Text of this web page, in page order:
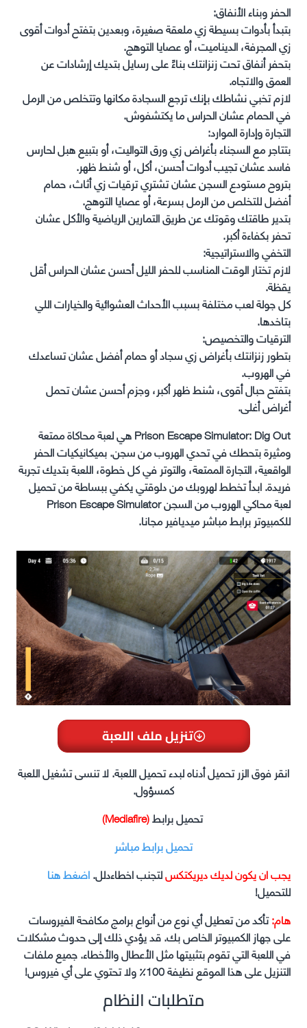
الحفر وبناء الأنفاق:
بتبدأ بأدوات بسيطة زي ملعقة صغيرة، وبعدين بتفتح أدوات أقوى
زي المجرفة، الديناميت، أو عصايا التوهج.
بتحفر أنفاق تحت زنزانتك بناءً على رسايل بتديك إرشادات عن
العمق والاتجاه.
لازم تخبي نشاطك بإنك ترجع السجادة مكانها وتتخلص من الرمل
في الحمام عشان الحراس ما يكتشفوش.
التجارة وإدارة الموارد:
بتتاجر مع السجناء بأغراض زي ورق التواليت، أو بتبيع هبل لحارس
فاسد عشان تجيب أدوات أحسن، أكل، أو شنط ظهر.
بتروح مستودع السجن عشان تشتري ترقيات زي أثاث، حمام
أفضل للتخلص من الرمل بسرعة، أو عصايا التوهج.
بتدير طاقتك وقوتك عن طريق التمارين الرياضية والأكل عشان
تحفر بكفاءة أكبر.
التخفي والاستراتيجية:
لازم تختار الوقت المناسب للحفر الليل أحسن عشان الحراس أقل
يقظة.
كل جولة لعب مختلفة بسبب الأحداث العشوائية والخيارات اللي
بتاخدها.
الترقيات والتخصيص:
بتطور زنزانتك بأغراض زي سجاد أو حمام أفضل عشان تساعدك
في الهروب.
بتفتح حبال أقوى، شنط ظهر أكبر، وجزم أحسن عشان تحمل
أغراض أغلى.
Prison Escape Simulator: Dig Out هي لعبة محاكاة ممتعة
ومثيرة بتحطك في تحدي الهروب من سجن. بميكانيكيات الحفر
الواقعية، التجارة الممتعة، والتوتر في كل خطوة، اللعبة بتديك تجربة
فريدة. ابدأ تخطط لهروبك من دلوقتي يكفي ببساطة من تحميل
لعبة محاكي الهروب من السجن Prison Escape Simulator
للكمبيوتر برابط مباشر ميديافير مجانا.
تنزيل ملف اللعبة
انقر فوق الزر تحميل أدناه لبدء تحميل اللعبة. لا تنسى تشغيل اللعبة
كمسؤول.
تحميل برابط(Mediafire)
تحميل برابط مباشر
يجب ان يكون لديك ديريكتكسلتجنب اخطاءدلل.اضغط هنا
للتحميل!
هام:تأكد من تعطيل أي نوع من أنواع برامج مكافحة الفيروسات
على جهاز الكمبيوتر الخاص بك. قد يؤدي ذلك إلى حدوث مشكلات
في اللعبة التي تقوم بتثبيتها مثل الأعطال والأخطاء. جميع ملفات
التنزيل على هذا الموقع نظيفة 100٪ ولا تحتوي على أي فيروس!
متطلبات النظام